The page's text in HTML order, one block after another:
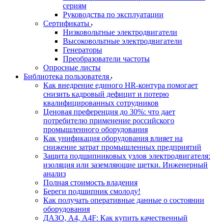
сериям
Руководства по эксплуатации
Сертификаты
Низковольтные электродвигатели
Высоковольтные электродвигатели
Генераторы
Преобразователи частоты
Опросные листы
Библиотека пользователя
Как внедрение единого HR-контура помогает
снизить кадровый дефицит и потерю
квалифицированных сотрудников
Ценовая преференция до 30%: что дает
потребителю применение российского
промышленного оборудования
Как унификация оборудования влияет на
снижение затрат промышленных предприятий
Защита подшипниковых узлов электродвигателя:
изоляция или заземляющие щетки. Инженерный
анализ
Полная стоимость владения
Береги подшипник смолоду!
Как получать оперативные данные о состоянии
оборудования
ДАЗО, А4, А4F: Как купить качественный